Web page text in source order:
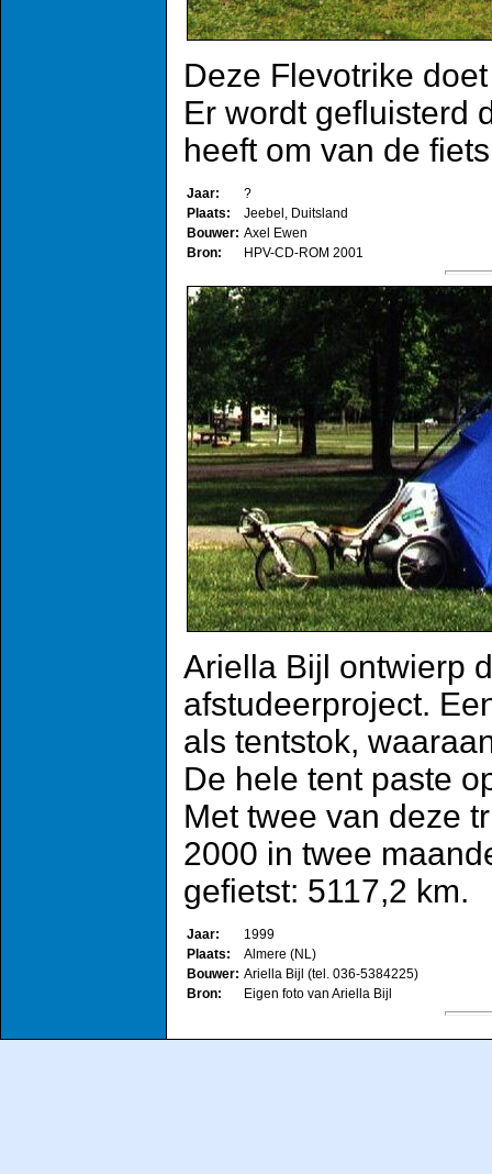
Deze Flevotrike
Er wordt gefluisterd
heeft om van de
Jaar:
?
Plaats:
Jeebel, Duitsland
Bouwer: Axel Ewen
Bron:
HPV-CD-ROM 2001
Ariella Bijl ontwierp
afstudeerproject.
als tentstok,
De hele tent paste
Met twee van deze
2000 in twee
gefietst: 5117,2 km.
Jaar:
1999
Plaats:
Almere (NL)
Bouwer: Ariella Bijl (tel. 036-5384225)
Bron:
Eigen foto van Ariella Bijl